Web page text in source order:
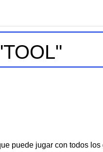
puede jugar con todos